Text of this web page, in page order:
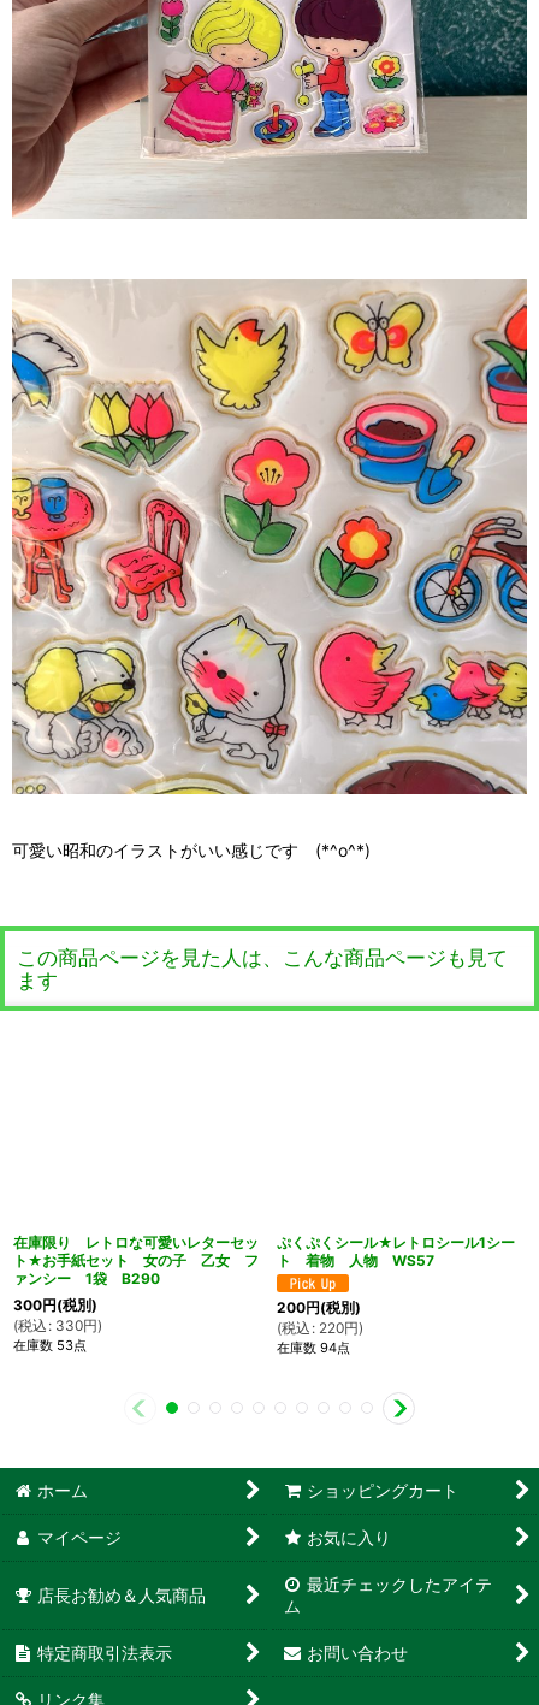
可愛い昭和のイラストがいい感じです (*^o^*)
この商品ページを見た人は、こんな商品ページも見て
ます
在庫限り レトロな可愛いレターセッ
ト★お手紙セット 女の子 乙女 フ
ァンシー 1袋 B290
300円(税別)
(税込 : 330円)
在庫数 53点
ぷくぷくシール★レトロシール1シー
ト 着物 人物 WS57
200円(税別)
(税込 : 220円)
在庫数 94点
ホーム ショッピングカート
マイページ お気に入り
店長お勧め＆人気商品
最近チェックしたアイテ
ム
特定商取引法表示 お問い合わせ
リンク集